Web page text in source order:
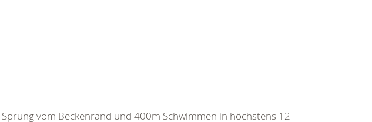
vom Beckenrand und 400m Schwimmen in höchstens 12